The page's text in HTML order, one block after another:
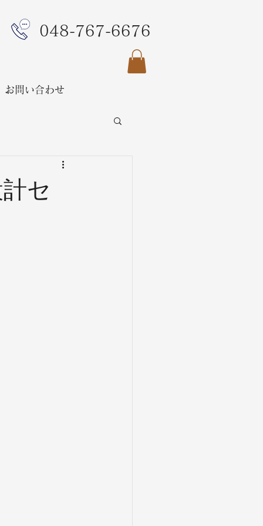
048-767-6676
お問い合わせ
セ